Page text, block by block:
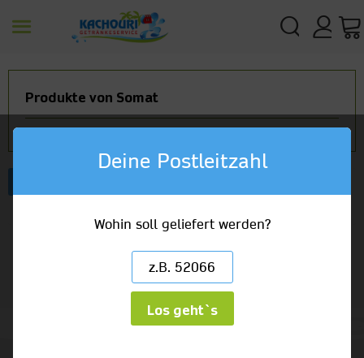
Produkte von Somat
Deine Postleitzahl
Wohin soll geliefert werden?
Los geht`s